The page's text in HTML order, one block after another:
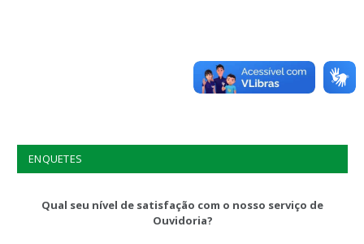
ENQUETES
Qual seu nível de satisfação com o nosso serviço de
Ouvidoria?